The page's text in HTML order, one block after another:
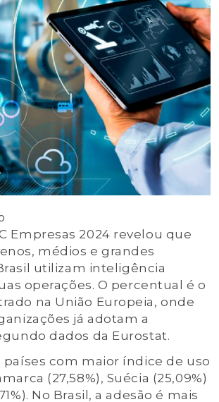
Empresas 2024 revelou que
médios e grandes
utilizam inteligência
operações. O percentual é o
na União Europeia, onde
já adotam a
dados da Eurostat.
países com maior índice de uso
(27,58%), Suécia (25,09%)
No Brasil, a adesão é mais